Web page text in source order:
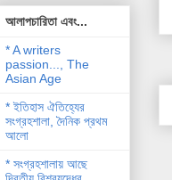
আলাপচারিতা এবং...
* A writers
passion..., The
Asian Age
* ইতিহাস ঐতিহ্যের
সংগ্রহশালা, দৈনিক প্রথম
আলো
* সংগ্রহশালায় আছে